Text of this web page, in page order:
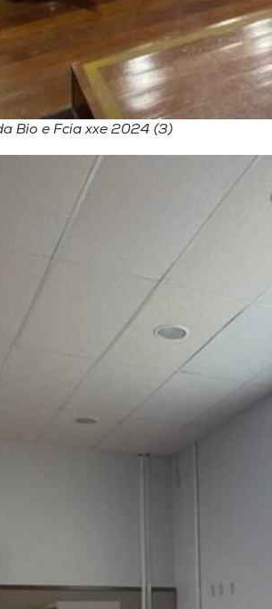
Bio e Fcia xxe 2024 (3)